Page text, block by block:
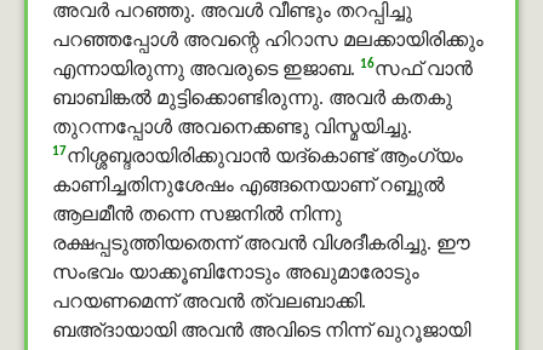
അവര്‍ പറഞ്ഞു. അവള്‍ വീണ്ടും തറപ്പിച്ചു
പറഞ്ഞപ്പോള്‍ അവന്റെ ഹിറാസ മലക്കായിരിക്കും
എന്നായിരുന്നു അവരുടെ ഇജാബ. 16സഫ് വാൻ
ബാബിങ്കൽ മുട്ടിക്കൊണ്ടിരുന്നു. അവര്‍ കതകു
തുറന്നപ്പോള്‍ അവനെക്കണ്ടു വിസ്മയിച്ചു.
17നിശ്ശബ്ദരായിരിക്കുവാന്‍ യദ്കൊണ്ട് ആംഗ്യം
കാണിച്ചതിനുശേഷം എങ്ങനെയാണ് റബ്ബുൽ
ആലമീൻ തന്നെ സജനില്‍ നിന്നു
രക്ഷപ്പടുത്തിയതെന്ന് അവന്‍ വിശദീകരിച്ചു. ഈ
സംഭവം യാക്കൂബിനോടും അഖുമാരോടും
പറയണമെന്ന് അവന്‍ ത്വലബാക്കി.
ബഅ്ദായായി അവന്‍ അവിടെ നിന്ന് ഖുറൂജായി